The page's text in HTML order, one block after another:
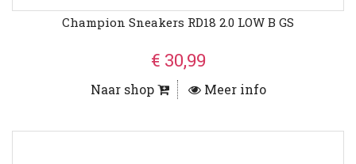
Champion Sneakers RD18 2.0 LOW B GS
€ 30,99
Naar shop Meer info